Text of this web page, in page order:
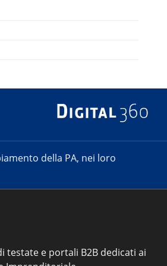
della PA, nei loro
testate e portali B2B dedicati ai